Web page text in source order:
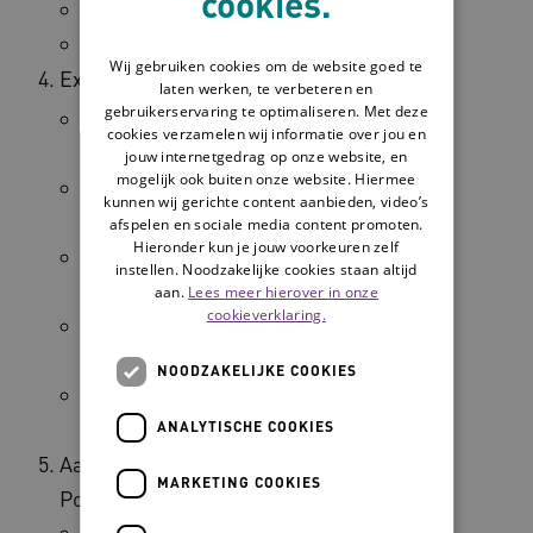
Extra casuïstiek:
De heer Bergstra: psychogeriatrie,
intramuraal
De heer Grootscholten: somatiek,
intramuraal
Mevrouw Ramautar: somatiek,
extramuraal
Mevrouw van Baarn: somatiek,
intramuraal, welzijn
De heer Dekker: somatiek,
intramuraal, welzijn
Aan de slag in de praktijk(bekijk de
PowerPoint bij Downloads):
Wij gebruiken cookies om de website goed te
laten werken, te verbeteren en
gebruikerservaring te optimaliseren. Met deze
cookies verzamelen wij informatie over jou en
jouw internetgedrag op onze website, en
mogelijk ook buiten onze website. Hiermee
kunnen wij gerichte content aanbieden, video’s
afspelen en sociale media content promoten.
Hieronder kun je jouw voorkeuren zelf
instellen. Noodzakelijke cookies staan altijd
aan. Lees meer hierover in onze
cookieverklaring.
NOODZAKELIJKE COOKIES
ANALYTISCHE COOKIES
MARKETING COOKIES